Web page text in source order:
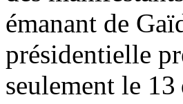
émanant de
présidentielle
seulement le